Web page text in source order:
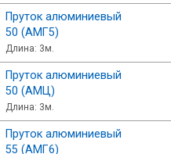
Пруток алюминиевый
50 (АМГ5)
Длина: 3м.
Пруток алюминиевый
50 (АМЦ)
Длина: 3м.
Пруток алюминиевый
55 (АМГ6)